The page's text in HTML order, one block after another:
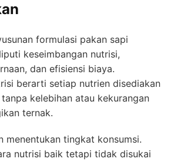
formulasi pakan sapi
keseimbangan nutrisi,
dan efisiensi biaya.
berarti setiap nutrien disediakan
kelebihan atau kekurangan
ternak.
menentukan tingkat konsumsi.
nutrisi baik tetapi tidak disukai